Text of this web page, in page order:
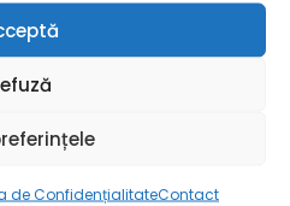
de ConfidențialitateContact
.pdf, puteți utiliza
din Microsoft Word
a realiza o conversie
precum .png sau .jpg, și